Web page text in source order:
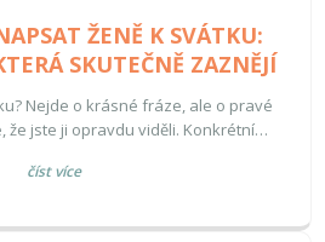
ŽENĚ K SVÁTKU:
SKUTEČNĚ ZAZNĚJÍ
Nejde o krásné fráze, ale o pravé
že jste ji opravdu viděli. Konkrétní
číst více